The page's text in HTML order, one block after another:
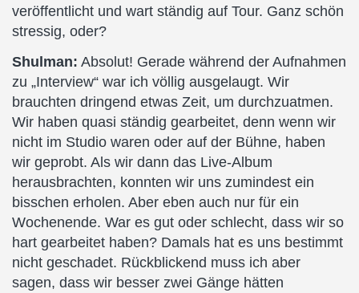
veröffentlicht und wart ständig auf Tour. Ganz schön
stressig, oder?
Shulman: Absolut! Gerade während der Aufnahmen
zu „Interview“ war ich völlig ausgelaugt. Wir
brauchten dringend etwas Zeit, um durchzuatmen.
Wir haben quasi ständig gearbeitet, denn wenn wir
nicht im Studio waren oder auf der Bühne, haben
wir geprobt. Als wir dann das Live-Album
herausbrachten, konnten wir uns zumindest ein
bisschen erholen. Aber eben auch nur für ein
Wochenende. War es gut oder schlecht, dass wir so
hart gearbeitet haben? Damals hat es uns bestimmt
nicht geschadet. Rückblickend muss ich aber
sagen, dass wir besser zwei Gänge hätten